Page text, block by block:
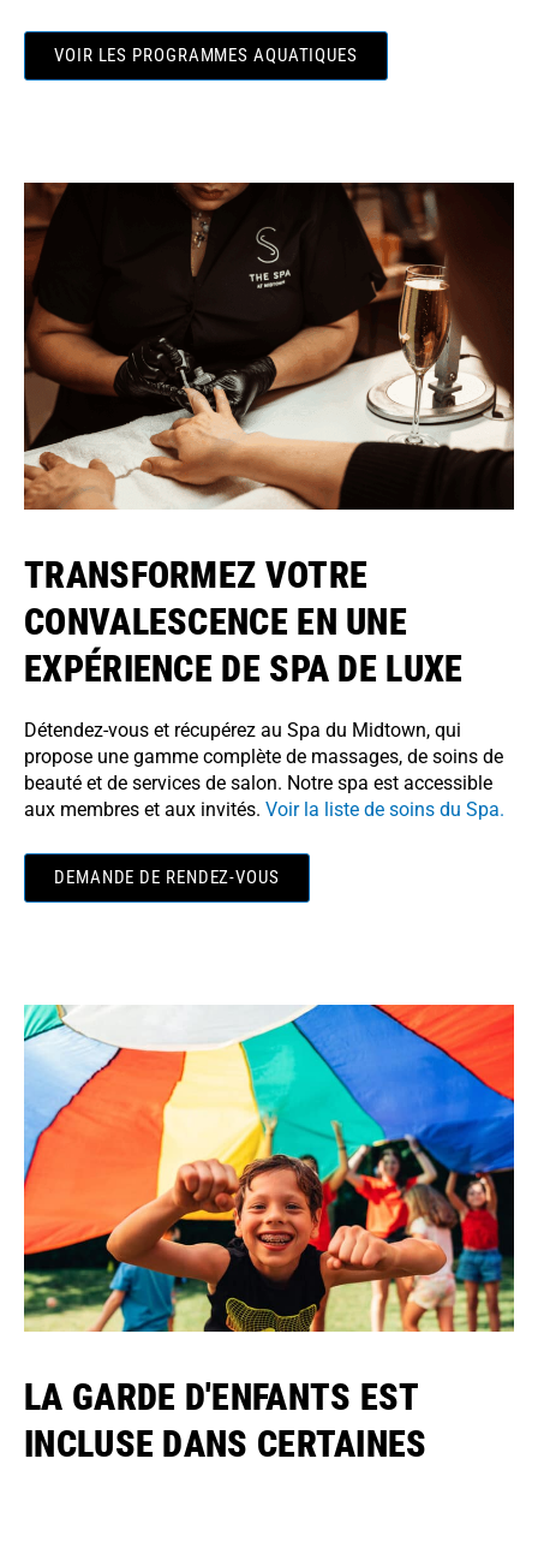
VOIR LES PROGRAMMES AQUATIQUES
TRANSFORMEZ VOTRE
CONVALESCENCE EN UNE
EXPÉRIENCE DE SPA DE LUXE
Détendez-vous et récupérez au Spa du Midtown, qui
propose une gamme complète de massages, de soins de
beauté et de services de salon. Notre spa est accessible
aux membres et aux invités. Voir la liste de soins du Spa.
DEMANDE DE RENDEZ-VOUS
LA GARDE D'ENFANTS EST
INCLUSE DANS CERTAINES